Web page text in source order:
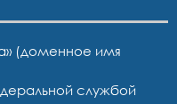
(доменное имя
службой